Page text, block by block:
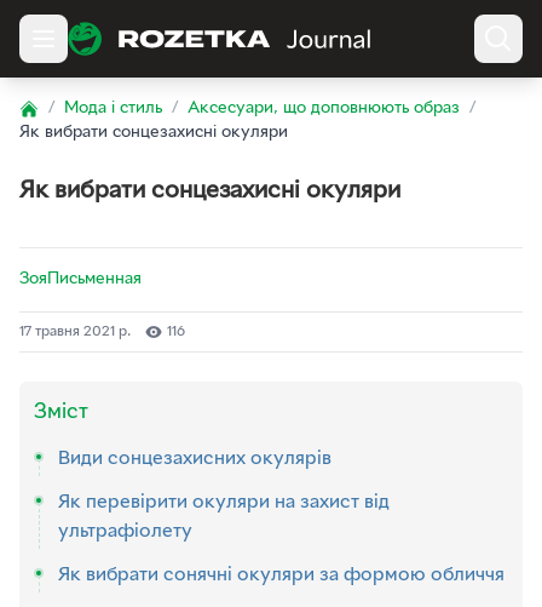
Home
/ Мода і стиль / Аксесуари, що доповнюють образ
/
Як вибрати сонцезахисні окуляри
Як вибрати сонцезахисні окуляри
ЗояПисьменная
17 травня 2021 р. 116
Зміст
Види сонцезахисних окулярів
Як перевірити окуляри на захист від
ультрафіолету
Як вибрати сонячні окуляри за формою обличчя